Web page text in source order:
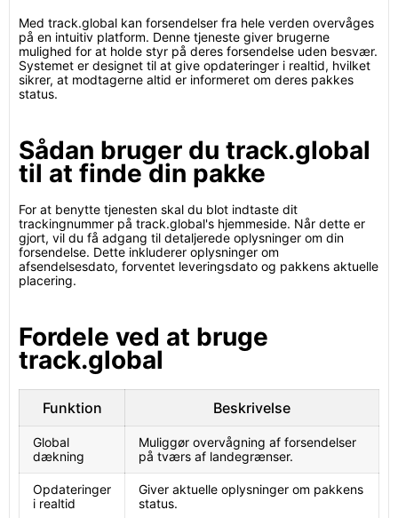
Med track.global kan forsendelser fra hele verden overvåges
på en intuitiv platform. Denne tjeneste giver brugerne
mulighed for at holde styr på deres forsendelse uden besvær.
Systemet er designet til at give opdateringer i realtid, hvilket
sikrer, at modtagerne altid er informeret om deres pakkes
status.
Sådan bruger du track.global
til at finde din pakke
For at benytte tjenesten skal du blot indtaste dit
trackingnummer på track.global's hjemmeside. Når dette er
gjort, vil du få adgang til detaljerede oplysninger om din
forsendelse. Dette inkluderer oplysninger om
afsendelsesdato, forventet leveringsdato og pakkens aktuelle
placering.
Fordele ved at bruge
track.global
Funktion Beskrivelse
Global
dækning
Muliggør overvågning af forsendelser
på tværs af landegrænser.
Opdateringer
i realtid
Giver aktuelle oplysninger om pakkens
status.